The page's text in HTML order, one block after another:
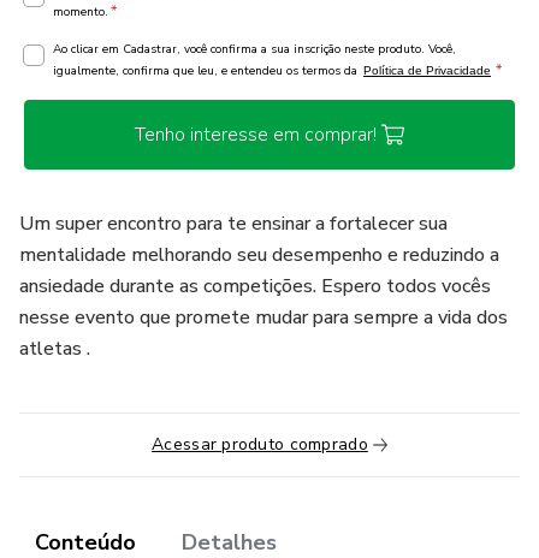
momento. *
Ao clicar em Cadastrar, você confirma a sua inscrição neste produto. Você,
igualmente, confirma que leu, e entendeu os termos da Política de Privacidade *
Tenho interesse em comprar!
Um super encontro para te ensinar a fortalecer sua
mentalidade melhorando seu desempenho e reduzindo a
ansiedade durante as competições. Espero todos vocês
nesse evento que promete mudar para sempre a vida dos
atletas .
Acessar produto comprado
Conteúdo Detalhes